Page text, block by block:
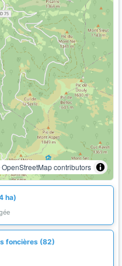
contributors
ha)
foncières (82)